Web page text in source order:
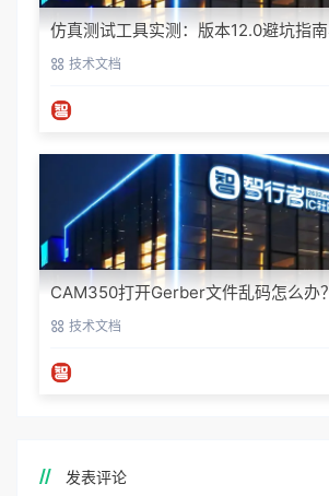
仿真测试工具实测：版本12.0避坑指
技术文档
CAM350打开Gerber文件乱码怎么办
避坑指南
技术文档
发表评论